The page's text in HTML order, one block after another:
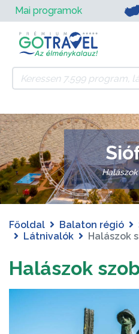
Mai programok
Főoldal Balaton régió
Látnivalók
Halászok
Halászok